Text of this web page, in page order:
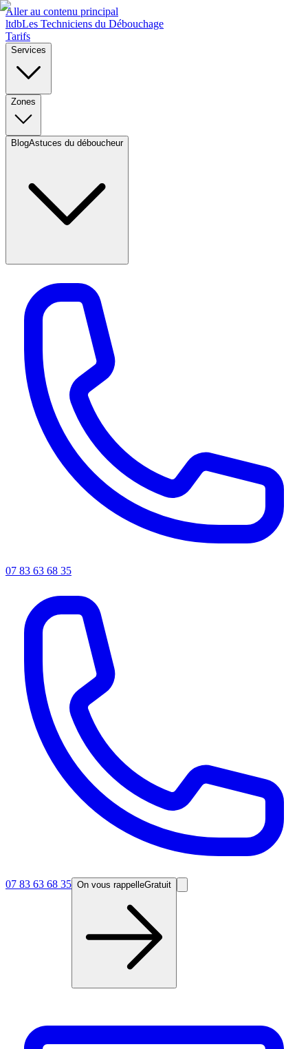
Aller au contenu principal
ltdbLes Techniciens du Débouchage
Tarifs
Services
Zones
BlogAstuces du déboucheur
07 83 63 68 35
07 83 63 68 35 On vous rappelleGratuit